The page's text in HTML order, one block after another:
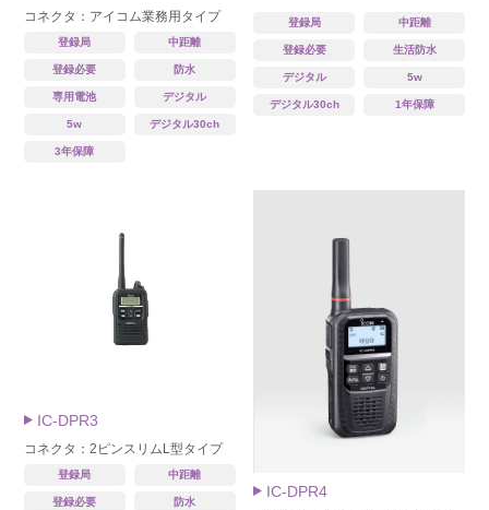
コネクタ：アイコム業務用タイプ
登録局 中距離
登録必要 防水
専用電池 デジタル
5w デジタル30ch
3年保障
登録局 中距離
登録必要 生活防水
デジタル 5w
デジタル30ch 1年保障
IC-DPR3
コネクタ：2ピンスリムL型タイプ
登録局 中距離
登録必要 防水
IC-DPR4